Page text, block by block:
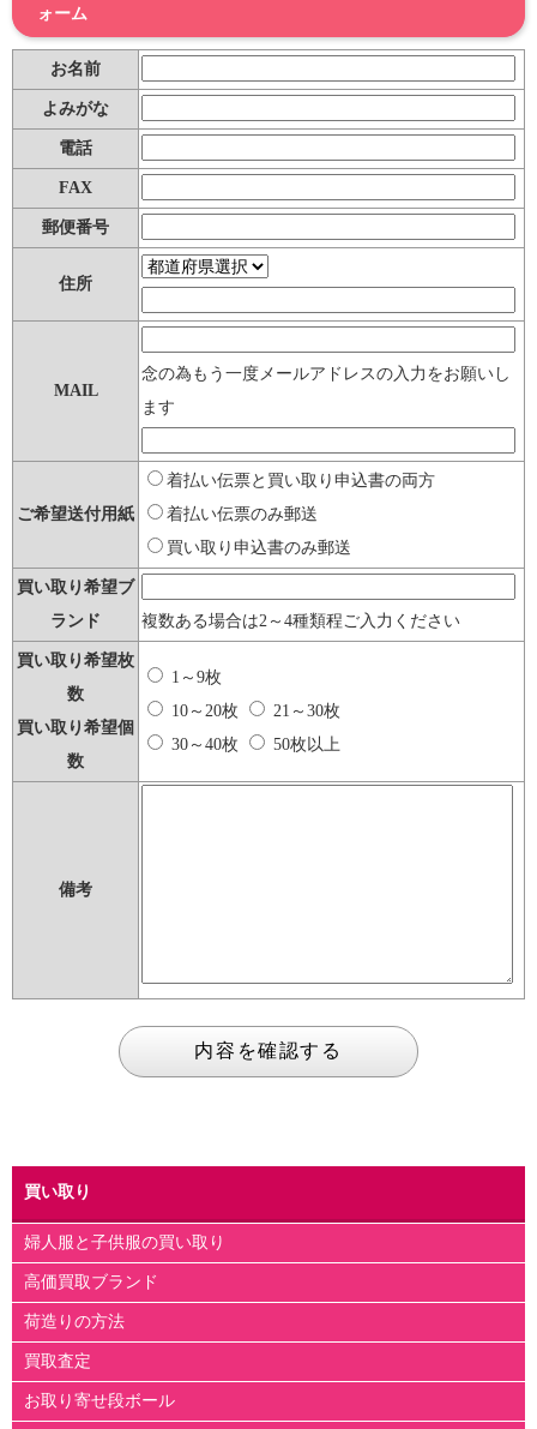
ォーム
お名前
よみがな
電話
FAX
郵便番号
住所
MAIL
念の為もう一度メールアドレスの入力をお願いし
ます
ご希望送付用紙
着払い伝票と買い取り申込書の両方
着払い伝票のみ郵送
買い取り申込書のみ郵送
買い取り希望ブ
ランド
複数ある場合は2～4種類程ご入力ください
買い取り希望枚
数
買い取り希望個
数
1～9枚
10～20枚
21～30枚
30～40枚
50枚以上
備考
買い取り
婦人服と子供服の買い取り
高価買取ブランド
荷造りの方法
買取査定
お取り寄せ段ボール